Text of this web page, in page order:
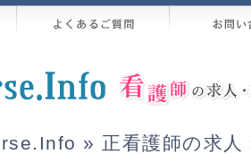
» 正看護師の求人